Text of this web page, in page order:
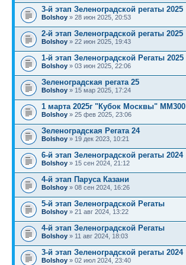
3-й этап Зеленоградской регаты 2025
Bolshoy » 28 июн 2025, 20:53
2-й этап Зеленоградской регаты 2025
Bolshoy » 22 июн 2025, 19:43
1-й этап Зеленоградской Регаты 2025
Bolshoy » 03 июн 2025, 22:06
Зеленоградская регата 25
Bolshoy » 15 мар 2025, 17:24
1 марта 2025г "Кубок Москвы" ММ300
Bolshoy » 25 фев 2025, 23:06
Зеленоградская Регата 24
Bolshoy » 19 дек 2023, 10:21
6-й этап Зеленоградской регаты 2024
Bolshoy » 15 сен 2024, 21:12
4-й этап Паруса Казани
Bolshoy » 08 сен 2024, 16:26
5-й этап Зеленоградской Регаты
Bolshoy » 21 авг 2024, 13:22
4-й этап Зеленоградской Регаты
Bolshoy » 11 авг 2024, 18:03
3-й этап Зеленоградской регаты 2024
Bolshoy » 02 июл 2024, 23:40